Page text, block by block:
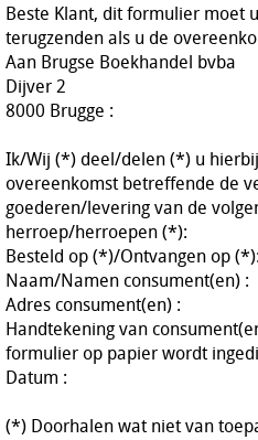
Beste Klant, dit formulier moet
terugzenden als u de
Aan Brugse Boekhandel bvba
Dijver 2
8000 Brugge :
Ik/Wij (*) deel/delen (*) u
overeenkomst betreffende de
goederen/levering van de
herroep/herroepen (*):
Besteld op (*)/Ontvangen op (*):
Naam/Namen consument(en) :
Adres consument(en) :
Handtekening van
formulier op papier wordt
Datum :
(*) Doorhalen wat niet van